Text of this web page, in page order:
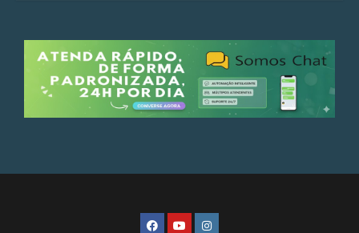
FaceBook
YoutubeInstagram